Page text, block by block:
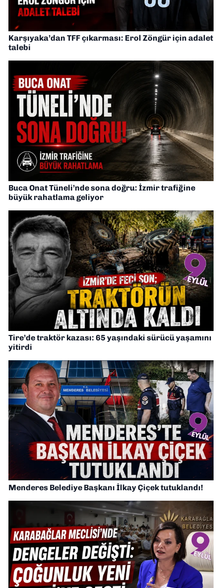
Karşıyaka’dan TFF çıkarması: Erol Zöngür için adalet
talebi
Buca Onat Tüneli’nde sona doğru: İzmir trafiğine
büyük rahatlama geliyor
Tire’de traktör kazası: 65 yaşındaki sürücü yaşamını
yitirdi
Menderes Belediye Başkanı İlkay Çiçek tutuklandı!